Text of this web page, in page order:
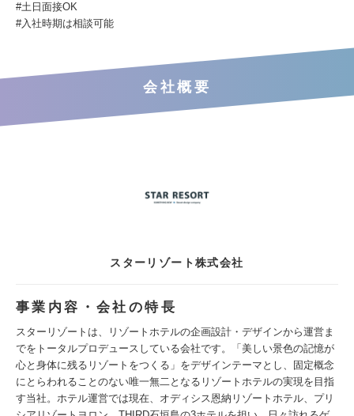
#土日面接OK
#入社時期は相談可能
会社概要
スターリゾート株式会社
事業内容・会社の特長
スターリゾートは、リゾートホテルの企画設計・デザインから運営ま
でをトータルプロデュースしている会社です。「美しい景色の記憶が
心と身体に残るリゾートをつくる」をデザインテーマとし、固定概念
にとらわれることのない唯一無二となるリゾートホテルの実現を目指
す当社。ホテル運営では現在、オディシス恩納リゾートホテル、プリ